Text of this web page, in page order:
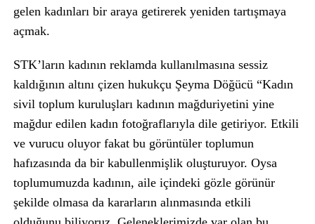
gelen kadınları bir araya getirerek yeniden tartışmaya
açmak.
STK’ların kadının reklamda kullanılmasına sessiz
kaldığının altını çizen hukukçu Şeyma Döğücü “Kadın
sivil toplum kuruluşları kadının mağduriyetini yine
mağdur edilen kadın fotoğraflarıyla dile getiriyor. Etkili
ve vurucu oluyor fakat bu görüntüler toplumun
hafızasında da bir kabullenmişlik oluşturuyor. Oysa
toplumumuzda kadının, aile içindeki gözle görünür
şekilde olmasa da kararların alınmasında etkili